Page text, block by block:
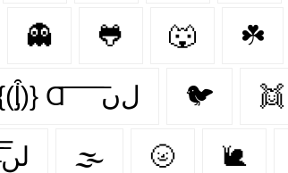
👻 🐸 🐺 ☘️
{(ᶅ͒)} Ɑ͞ ͞ ͞ ͞ ͞ ﻝﮞ 🐦‍ 👯‍
Ɑ͞ ̶͞ ̶͞ ̶͞ لں͞ 🌫️ 🌝 🐌